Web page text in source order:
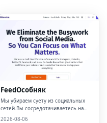
FeedОсобняк
Мы убираем суету из социальных
сетей.Вы сосредотачиваетесь на
том, что важно.
2026-08-06